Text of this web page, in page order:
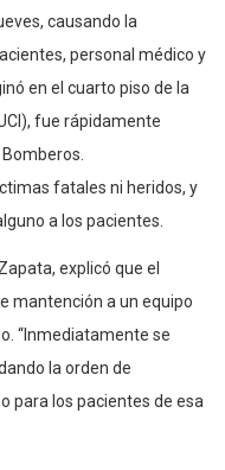
causando la
personal médico y
en el cuarto piso de la
fue rápidamente
fatales ni heridos, y
a los pacientes.
explicó que el
mantención a un equipo
“Inmediatamente se
la orden de
para los pacientes de esa